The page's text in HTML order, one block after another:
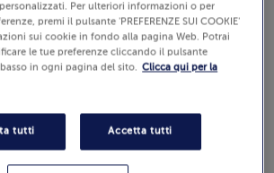
Disponibilità
€ 14,99
900 g (Prezzo al Kg 16.66 €)
Aggiungi al carrello
Per ulteriori informazioni o per
premi il pulsante 'PREFERENZE SUI COOKIE'
sui cookie in fondo alla pagina Web. Potrai
le tue preferenze cliccando il pulsante
in ogni pagina del sito. Clicca qui per la
tutti Accetta tutti